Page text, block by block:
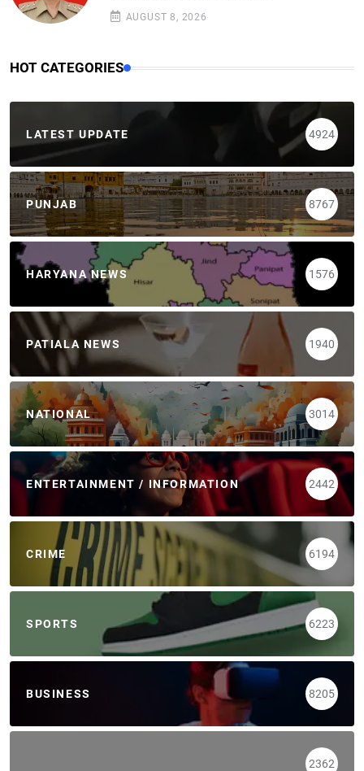
AUGUST 8, 2026
HOT CATEGORIES
LATEST UPDATE 4924
PUNJAB 8767
HARYANA NEWS 1576
PATIALA NEWS 1940
NATIONAL 3014
ENTERTAINMENT / INFORMATION 2442
CRIME 6194
SPORTS 6223
BUSINESS 8205
2362